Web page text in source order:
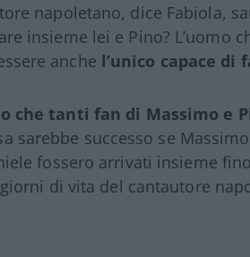
napoletano, dice Fabiola,
insieme lei e Pino? L’uomo
anche l’unico capace
che tanti fan di Massimo e
sarebbe successo se
fossero arrivati insieme
di vita del cantautore